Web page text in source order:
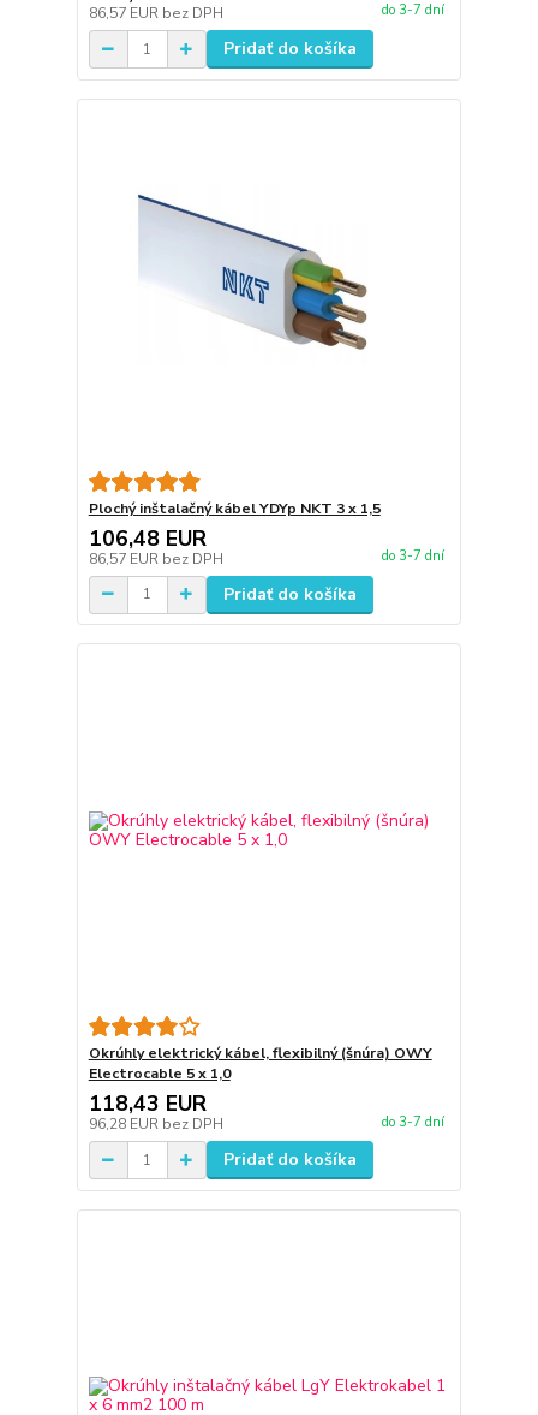
86,57 EUR bez DPH do 3-7 dní
Pridať do košíka
Plochý inštalačný kábel YDYp NKT 3 x 1,5
106,48 EUR
86,57 EUR bez DPH do 3-7 dní
Pridať do košíka
Okrúhly elektrický kábel, flexibilný (šnúra) OWY
Electrocable 5 x 1,0
118,43 EUR
96,28 EUR bez DPH do 3-7 dní
Pridať do košíka